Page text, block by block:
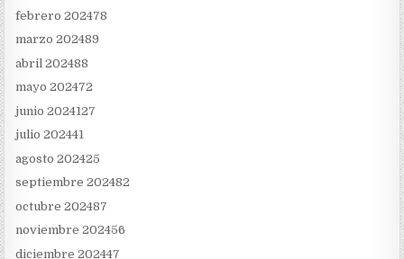
febrero 202478
marzo 202489
abril 202488
mayo 202472
junio 2024127
julio 202441
agosto 202425
septiembre 202482
octubre 202487
noviembre 202456
diciembre 202447